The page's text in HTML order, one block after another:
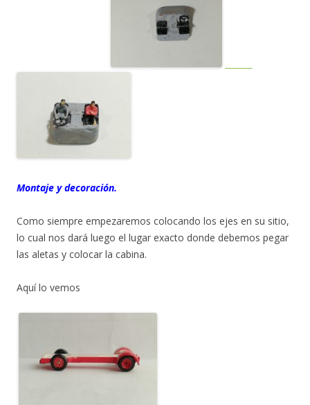
Montaje y decoración.
Como siempre empezaremos colocando los ejes en su sitio,
lo cual nos dará luego el lugar exacto donde debemos pegar
las aletas y colocar la cabina.
Aquí lo vemos